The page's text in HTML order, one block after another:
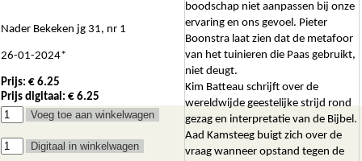
boodschap niet aanpassen bij onze
ervaring en ons gevoel. Pieter
Boonstra laat zien dat de metafoor
van het tuinieren die Paas gebruikt,
niet deugt.
Kim Batteau schrijft over de
wereldwijde geestelijke strijd rond
gezag en interpretatie van de Bijbel.
Aad Kamsteeg buigt zich over de
vraag wanneer opstand tegen de
Nader Bekeken jg 31, nr 1
26-01-2024*
Prijs: € 6.25
Prijs digitaal: € 6.25